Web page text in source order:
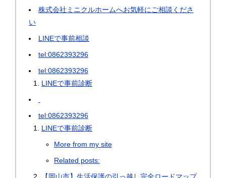
株式会社ミニクルホームへお気軽にご相談くださ
い
LINEで事前相談
tel:0862393296
tel:0862393296
LINEで事前診断
tel:0862393296
LINEで事前診断
More from my site
Related posts: